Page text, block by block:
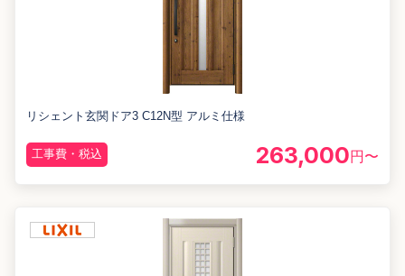
リシェント玄関ドア3 C12N型 アルミ仕様
工事費・税込 263,000円〜